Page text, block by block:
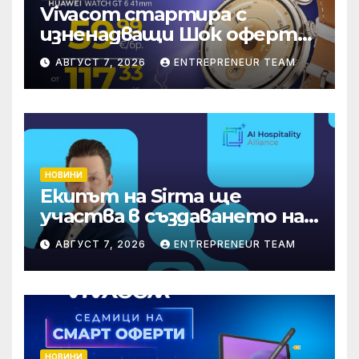
Vivacom стартира с
изненадващи Шок оферти
през август онлайн
АВГУСТ 7, 2026 ENTREPRENEUR TEAM
НОВИНИ
Екипът на Sirma ще
участва в създаването на
международните
стандарти за навлизане на
изкуствен интелект в
хотелиерството
АВГУСТ 7, 2026 ENTREPRENEUR TEAM
НОВИНИ